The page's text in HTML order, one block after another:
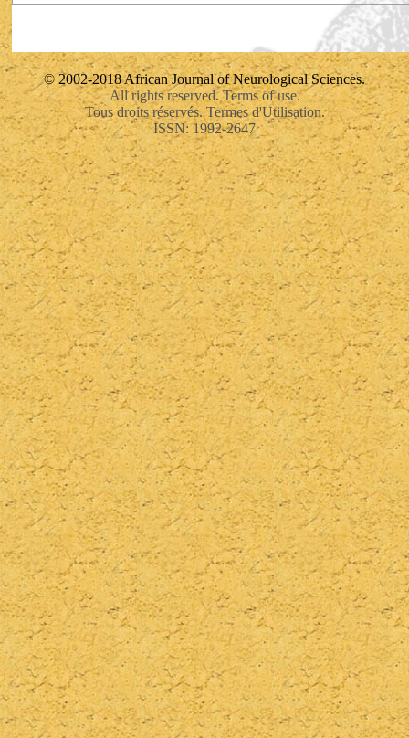
© 2002-2018 African Journal of Neurological Sciences.
All rights reserved. Terms of use.
Tous droits réservés. Termes d'Utilisation.
ISSN: 1992-2647